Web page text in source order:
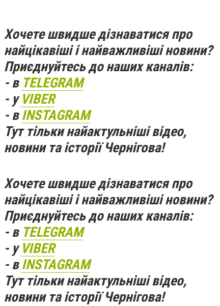
Хочете швидше дізнаватися про
найцікавіші і найважливіші новини?
Приєднуйтесь до наших каналів:
- в TELEGRAM
- у VIBER
- вINSTAGRAM
Тут тільки найактульніші відео,
новини та історії Чернігова!
Хочете швидше дізнаватися про
найцікавіші і найважливіші новини?
Приєднуйтесь до наших каналів:
- в TELEGRAM
- у VIBER
- вINSTAGRAM
Тут тільки найактульніші відео,
новини та історії Чернігова!